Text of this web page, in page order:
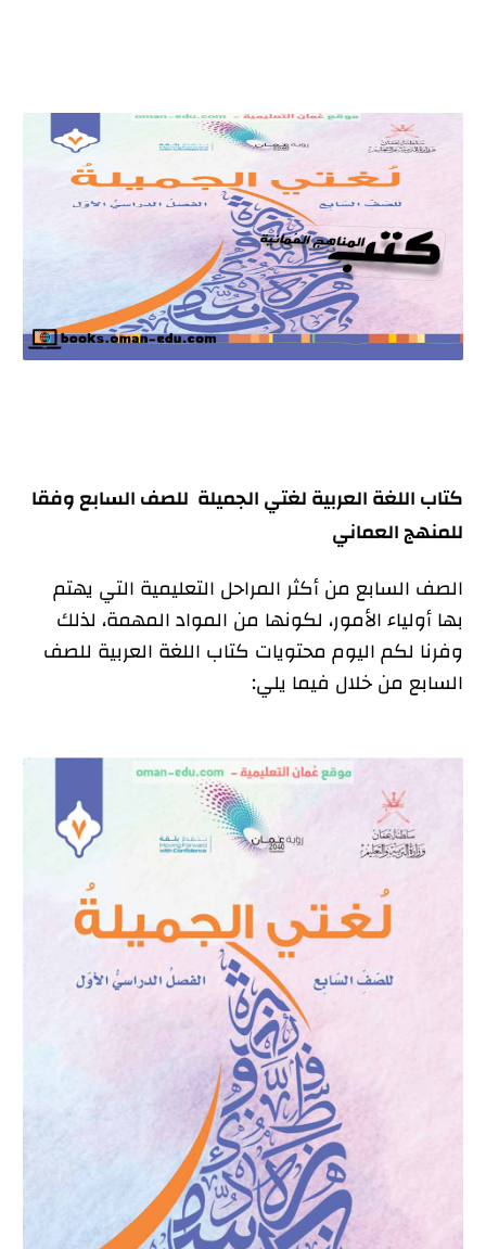
كتاب اللغة العربية لغتي الجميلة للصف السابع وفقا
للمنهج العماني
الصف السابع من أكثر المراحل التعليمية التي يهتم
بها أولياء الأمور، لكونها من المواد المهمة، لذلك
وفرنا لكم اليوم محتويات كتاب اللغة العربية للصف
السابع من خلال فيما يلي: